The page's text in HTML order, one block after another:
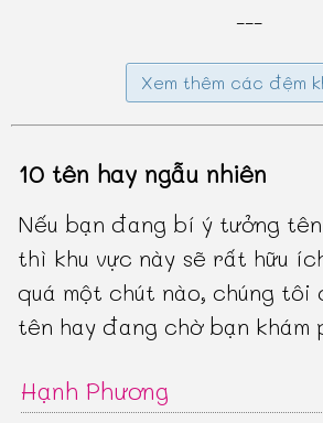
---
Xem thêm các đệm
10 tên hay ngẫu nhiên
Nếu bạn đang bí ý tưởng
thì khu vực này sẽ rất hữu
quá một chút nào, chúng tôi
tên hay đang chờ bạn khám
Hạnh Phương